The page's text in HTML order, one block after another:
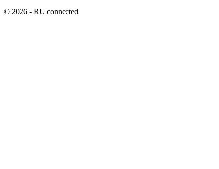
© 2026 - RU connected